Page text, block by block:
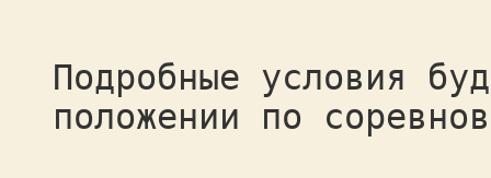
Подробные условия
положении по